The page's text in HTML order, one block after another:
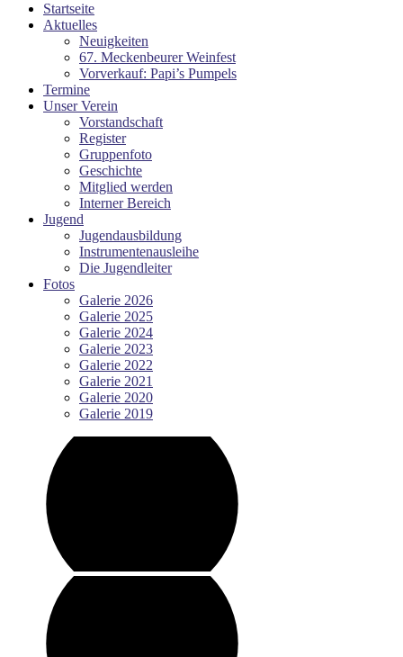
Startseite
Aktuelles
Neuigkeiten
67. Meckenbeurer Weinfest
Vorverkauf: Papi’s Pumpels
Termine
Unser Verein
Vorstandschaft
Register
Gruppenfoto
Geschichte
Mitglied werden
Interner Bereich
Jugend
Jugendausbildung
Instrumentenausleihe
Die Jugendleiter
Fotos
Galerie 2026
Galerie 2025
Galerie 2024
Galerie 2023
Galerie 2022
Galerie 2021
Galerie 2020
Galerie 2019